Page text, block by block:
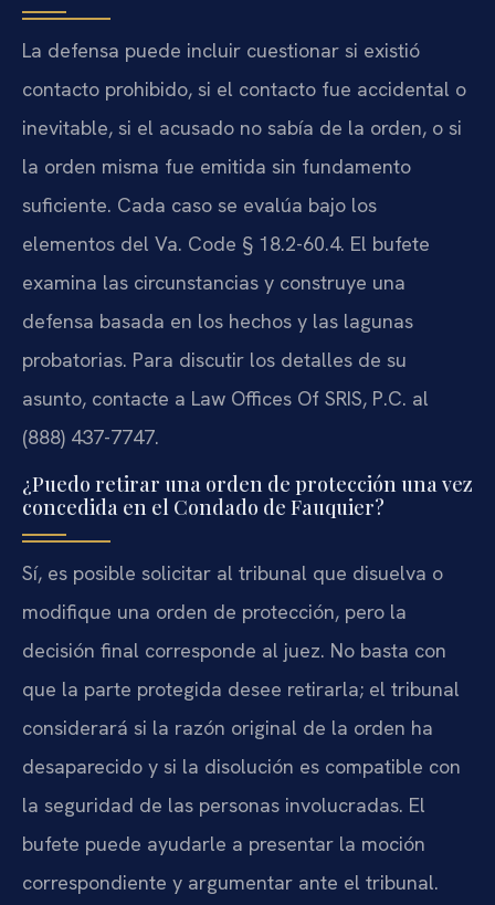
La defensa puede incluir cuestionar si existió
contacto prohibido, si el contacto fue accidental o
inevitable, si el acusado no sabía de la orden, o si
la orden misma fue emitida sin fundamento
suficiente. Cada caso se evalúa bajo los
elementos del Va. Code § 18.2-60.4. El bufete
examina las circunstancias y construye una
defensa basada en los hechos y las lagunas
probatorias. Para discutir los detalles de su
asunto, contacte a Law Offices Of SRIS, P.C. al
(888) 437-7747.
¿Puedo retirar una orden de protección una vez
concedida en el Condado de Fauquier?
Sí, es posible solicitar al tribunal que disuelva o
modifique una orden de protección, pero la
decisión final corresponde al juez. No basta con
que la parte protegida desee retirarla; el tribunal
considerará si la razón original de la orden ha
desaparecido y si la disolución es compatible con
la seguridad de las personas involucradas. El
bufete puede ayudarle a presentar la moción
correspondiente y argumentar ante el tribunal.